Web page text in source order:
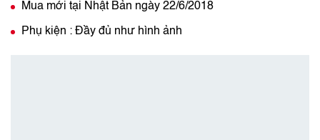
Mua mới tại Nhật Bản ngày 22/6/2018
Phụ kiện : Đầy đủ như hình ảnh